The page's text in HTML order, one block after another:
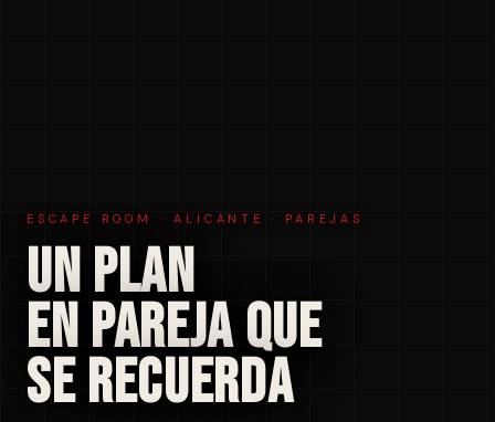
ESCAPE ROOM · ALICANTE · PAREJAS
UN PLAN
EN PAREJA QUE
SE RECUERDA